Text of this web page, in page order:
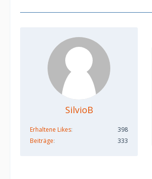
SilvioB
Erhaltene Likes
398
Beiträge
333